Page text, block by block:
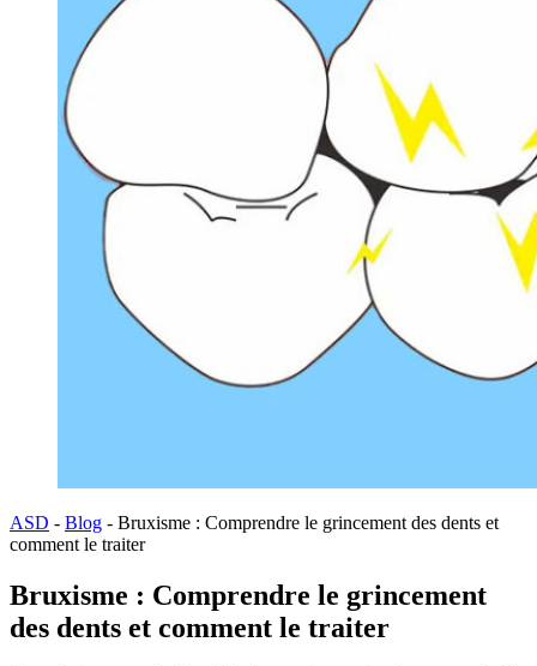
ASD - Blog - Bruxisme : Comprendre le grincement des dents et
comment le traiter
Bruxisme : Comprendre le grincement
des dents et comment le traiter